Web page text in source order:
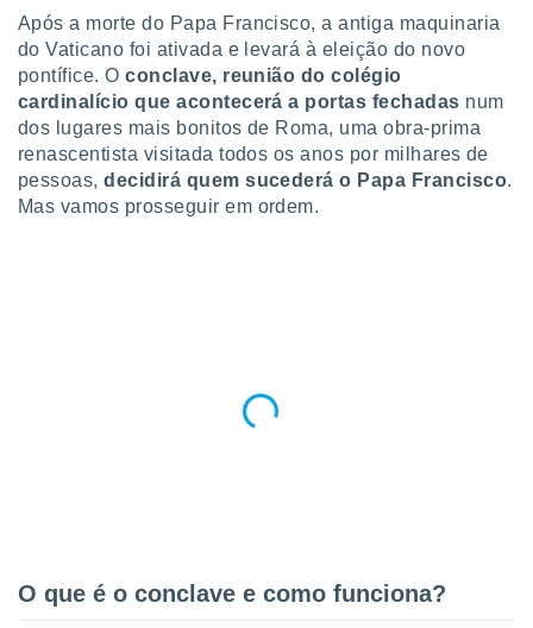
e
com
Pode
e
a
a
site
Após a morte do Papa Francisco, a antiga maquinaria
do Vaticano foi ativada e levará à eleição do novo
pontífice. Oconclave, reunião do colégio
cardinalício que acontecerá a portas fechadas num
dos lugares mais bonitos de Roma, uma obra-prima
renascentista visitada todos os anos por milhares de
pessoas,decidirá quem sucederá o Papa Francisco.
Mas vamos prosseguir em ordem.
O que é o conclave e como funciona?